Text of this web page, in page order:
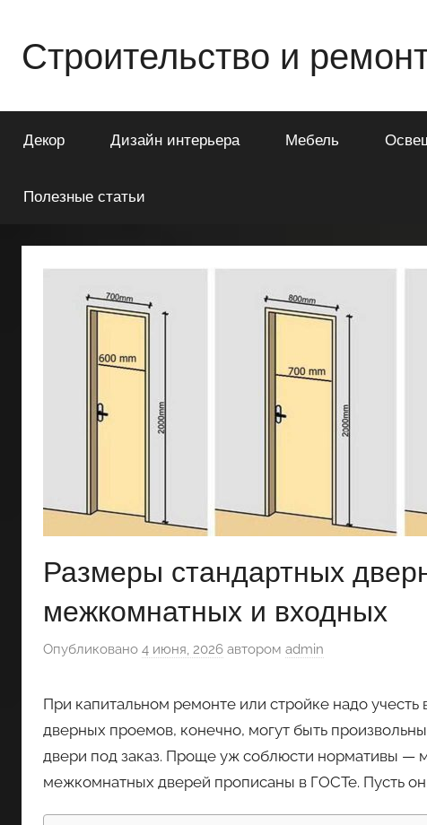
содержимому
Строительство и
о
строительстве
Декор Дизайн интерьера Мебель
Полезные статьи
Размеры стандартных
межкомнатных и входных
Опубликовано 4 июня, 2026 автором admin
При капитальном ремонте или стройке надо
дверных проемов, конечно, могут быть
двери под заказ. Проще уж соблюсти нормативы —
межкомнатных дверей прописаны в ГОСТе. Пусть